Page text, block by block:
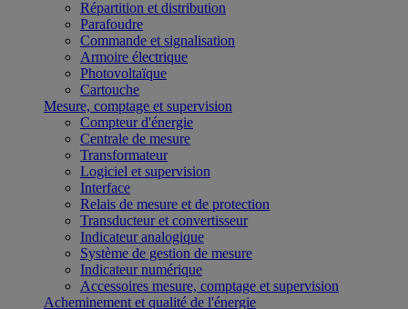
Répartition et distribution
Parafoudre
Commande et signalisation
Armoire électrique
Photovoltaïque
Cartouche
Mesure, comptage et supervision
Compteur d'énergie
Centrale de mesure
Transformateur
Logiciel et supervision
Interface
Relais de mesure et de protection
Transducteur et convertisseur
Indicateur analogique
Système de gestion de mesure
Indicateur numérique
Accessoires mesure, comptage et supervision
Acheminement et qualité de l'énergie